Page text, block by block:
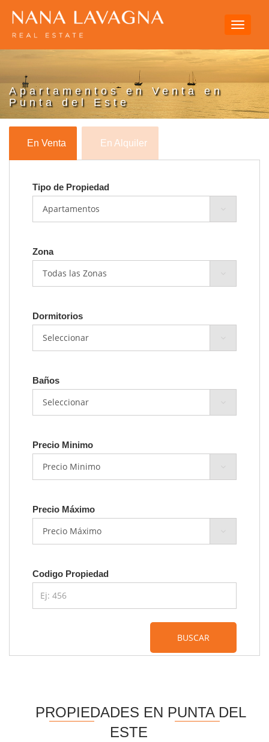
Toggle
Apartamentos en Venta en
Punta del Este
En Venta En Alquiler
Tipo de Propiedad
Zona
Dormitorios
Baños
Precio Minimo
Precio Máximo
Codigo Propiedad
BUSCAR
PROPIEDADES EN PUNTA DEL
ESTE